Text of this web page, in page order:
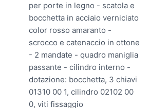
per porte in legno - scatola e
bocchetta in acciaio verniciato
color rosso amaranto -
scrocco e catenaccio in ottone
- 2 mandate - quadro maniglia
passante - cilindro interno -
dotazione: bocchetta, 3 chiavi
01310 00 1, cilindro 02102 00
0, viti fissaggio